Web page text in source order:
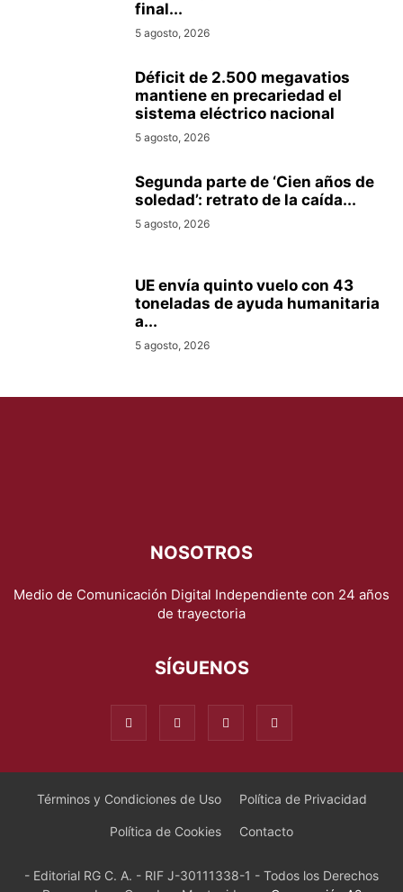
final...
5 agosto, 2026
Déficit de 2.500 megavatios
mantiene en precariedad el
sistema eléctrico nacional
5 agosto, 2026
Segunda parte de ‘Cien años de
soledad’: retrato de la caída...
5 agosto, 2026
UE envía quinto vuelo con 43
toneladas de ayuda humanitaria
a...
5 agosto, 2026
NOSOTROS
Medio de Comunicación Digital Independiente con 24 años
de trayectoria
SÍGUENOS
Términos y Condiciones de Uso Política de Privacidad
Política de Cookies Contacto
- Editorial RG C. A. - RIF J-30111338-1 - Todos los Derechos